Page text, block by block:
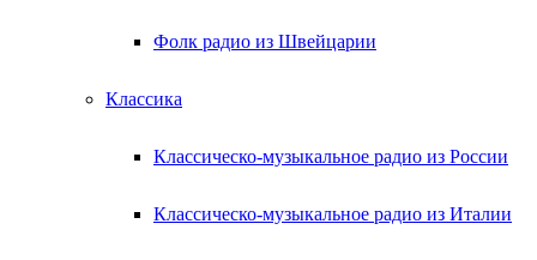
Фолк радио из Швейцарии
Классика
Классическо-музыкальное радио из России
Классическо-музыкальное радио из Италии